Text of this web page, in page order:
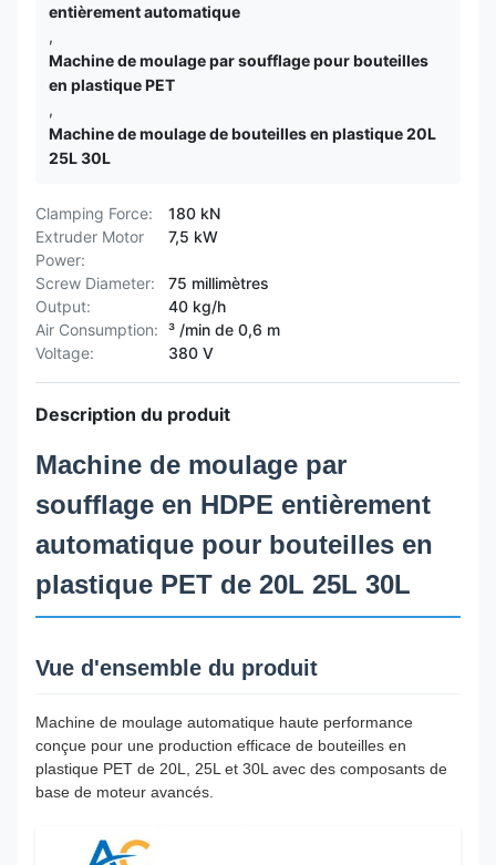
entièrement automatique
,
Machine de moulage par soufflage pour bouteilles
en plastique PET
,
Machine de moulage de bouteilles en plastique 20L
25L 30L
Clamping Force:
180 kN
Extruder Motor
Power:
7,5 kW
Screw Diameter:
75 millimètres
Output:
40 kg/h
Air Consumption: ³ /min de 0,6 m
Voltage:
380 V
Description du produit
Machine de moulage par
soufflage en HDPE entièrement
automatique pour bouteilles en
plastique PET de 20L 25L 30L
Vue d'ensemble du produit
Machine de moulage automatique haute performance
conçue pour une production efficace de bouteilles en
plastique PET de 20L, 25L et 30L avec des composants de
base de moteur avancés.